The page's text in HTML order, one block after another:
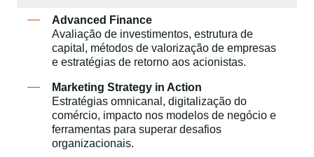
Advanced Finance
Avaliação de investimentos, estrutura de
capital, métodos de valorização de empresas
e estratégias de retorno aos acionistas.
Marketing Strategy in Action
Estratégias omnicanal, digitalização do
comércio, impacto nos modelos de negócio e
ferramentas para superar desafios
organizacionais.​